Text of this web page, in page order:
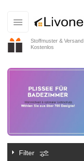
Stoffmuster & Versand
Kostenlos
Filter